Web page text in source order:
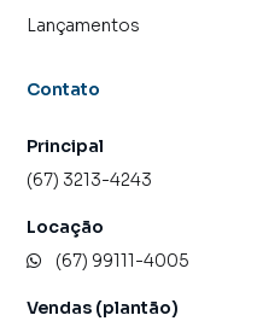
Lançamentos
Contato
Principal
(67) 3213-4243
Locação
(67) 99111-4005
Vendas (plantão)